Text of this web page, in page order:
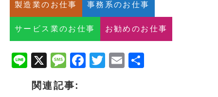
製造業のお仕事 事務系のお仕事
サービス業のお仕事 お勧めのお仕事
Line
X Message
Facebook
Twitter
Email
関連記事: